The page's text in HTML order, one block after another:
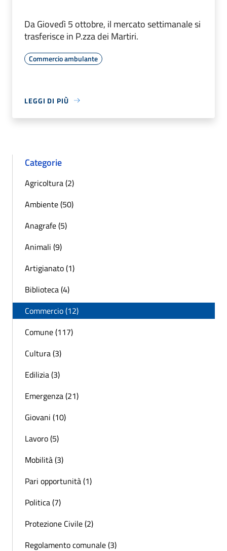
Da Giovedì 5 ottobre, il mercato settimanale si
trasferisce in P.zza dei Martiri.
Commercio ambulante
LEGGI DI PIÙ
Categorie
Agricoltura (2)
Ambiente (50)
Anagrafe (5)
Animali (9)
Artigianato (1)
Biblioteca (4)
Commercio (12)
Comune (117)
Cultura (3)
Edilizia (3)
Emergenza (21)
Giovani (10)
Lavoro (5)
Mobilità (3)
Pari opportunità (1)
Politica (7)
Protezione Civile (2)
Regolamento comunale (3)